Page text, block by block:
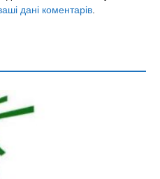
дані коментарів